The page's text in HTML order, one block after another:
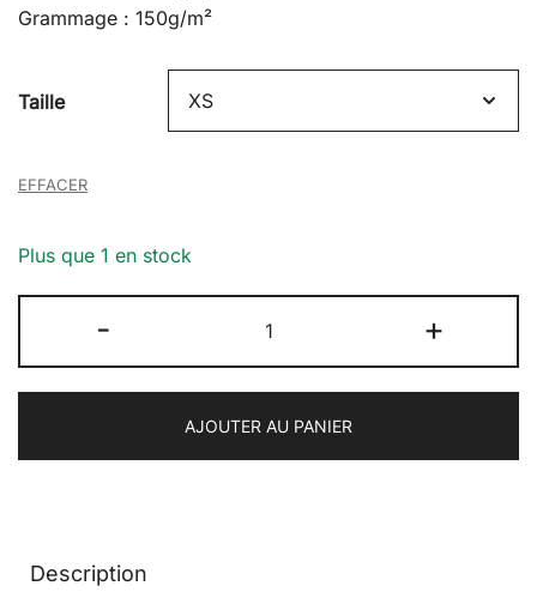
Grammage : 150g/m²
Taille
EFFACER
Plus que 1 en stock
-
de
T-
:
Sea
+
AJOUTER AU PANIER
Description